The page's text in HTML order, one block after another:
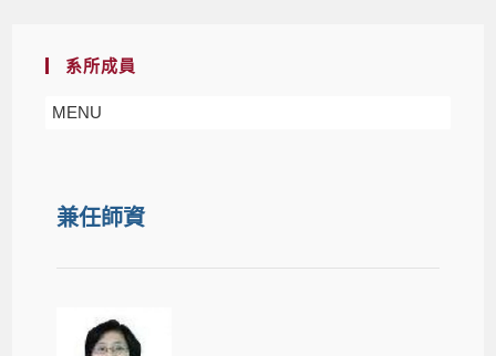
系所成員
MENU
兼任師資